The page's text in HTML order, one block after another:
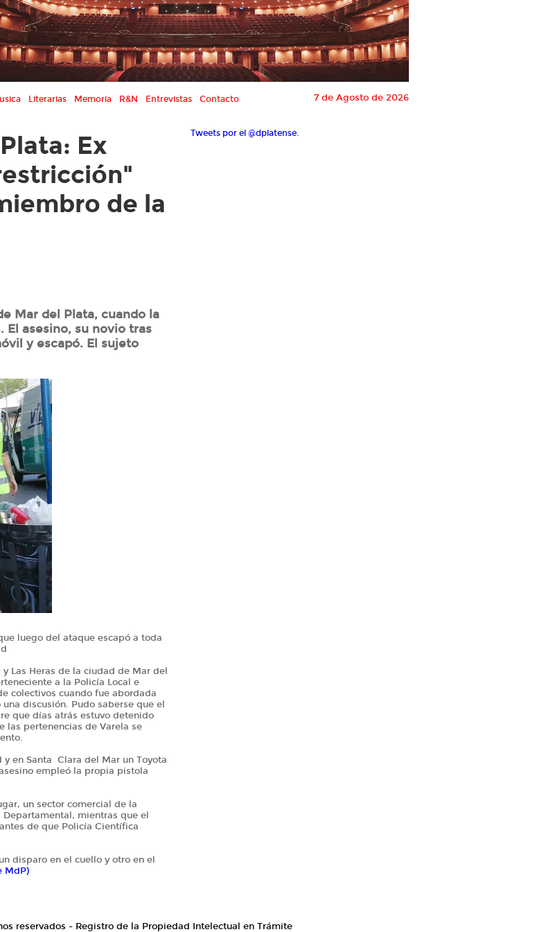
Literarias Memoria R&N Entrevistas Contacto 7 de Agosto de 2026
Ex
de la
Mar del Plata, cuando la
asesino, su novio tras
y escapó. El sujeto
luego del ataque escapó a toda
Las Heras de la ciudad de Mar del
a la Policía Local e
colectivos cuando fue abordada
discusión. Pudo saberse que el
que días atrás estuvo detenido
las pertenencias de Varela se
en Santa Clara del Mar un Toyota
empleó la propia pistola
un sector comercial de la
mientras que el
de que Policía Científica
disparo en el cuello y otro en el
MdP)
Tweets por el @dplatense.
reservados - Registro de la Propiedad Intelectual en Trámite